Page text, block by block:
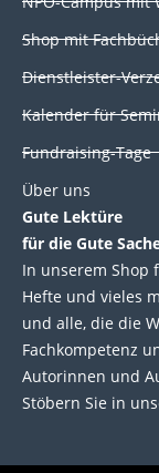
n k
Shop mit
Dienstleister-
Kalender für
Fundraising-Tage
Über uns
Gute Lektüre
für die Gute
In unserem Shop
Hefte und vieles
und alle, die die
Fachkompetenz
Autorinnen und
Stöbern Sie in